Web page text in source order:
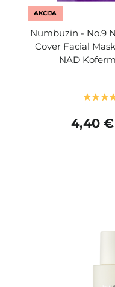
AKCIJA
Numbuzin - No.9
Cover Facial
NAD
4,40 €